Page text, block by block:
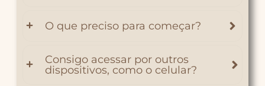
O que preciso para começar?
Consigo acessar por outros
dispositivos, como o celular?